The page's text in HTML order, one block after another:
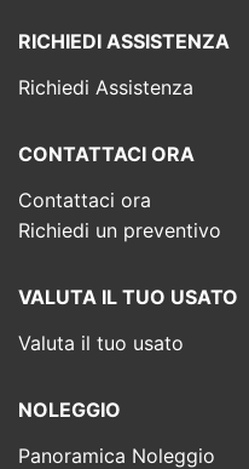
RICHIEDI ASSISTENZA
Richiedi Assistenza
CONTATTACI ORA
Contattaci ora
Richiedi un preventivo
VALUTA IL TUO USATO
Valuta il tuo usato
NOLEGGIO
Panoramica Noleggio